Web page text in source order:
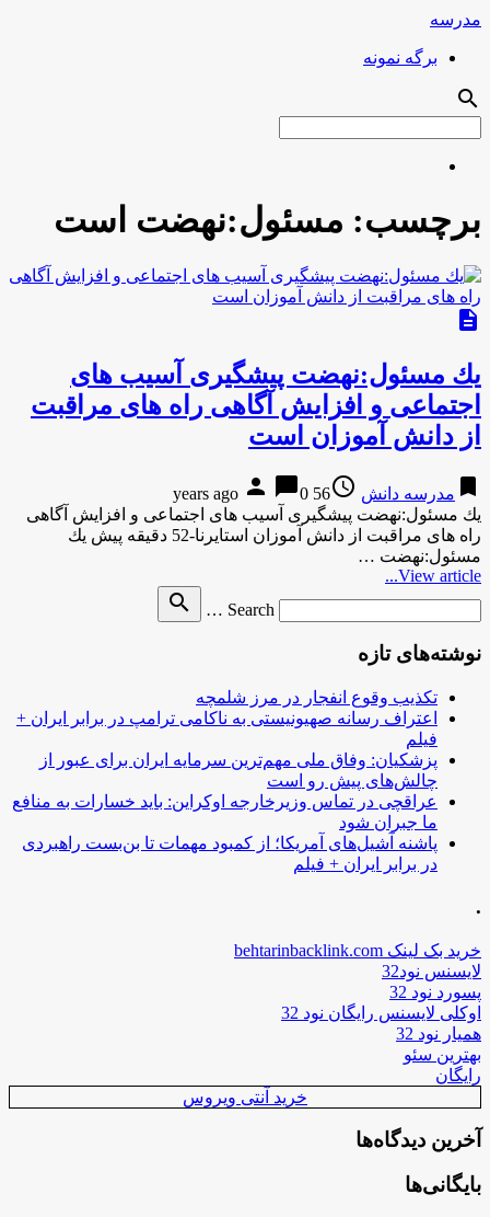
مدرسه
برگه نمونه
search
برچسب: مسئول:نهضت است
description
یك مسئول:نهضت پیشگیری آسیب های
اجتماعی و افزایش آگاهی راه های مراقبت
از دانش آموزان است
bookmark مدرسه دانش access_time
56 years ago
person chat_bubble0
یك مسئول:نهضت پیشگیری آسیب های اجتماعی و افزایش آگاهی
راه های مراقبت از دانش آموزان استایرنا-52 دقیقه پیش یك
مسئول:نهضت …
View article...
Search …
search
نوشته‌های تازه
تکذیب وقوع انفجار در مرز شلمچه
اعتراف رسانه صهیونیستی به ناکامی ترامپ در برابر ایران +
فیلم
پزشکیان: وفاق ملی مهم‌ترین سرمایه ایران برای عبور از
چالش‌های پیش رو است
عراقچی در تماس وزیرخارجه اوکراین: باید خسارات به منافع
ما جبران شود
پاشنه آشیل‌های آمریکا؛ از کمبود مهمات تا بن‌بست راهبردی
در برابر ایران + فیلم
.
خرید بک لینک behtarinbacklink.com
لایسنس نود32
پسورد نود 32
اوکلی لایسنس رایگان نود 32
همیار نود 32
بهترین سئو
رایگان
خرید آنتی ویروس
آخرین دیدگاه‌ها
بایگانی‌ها